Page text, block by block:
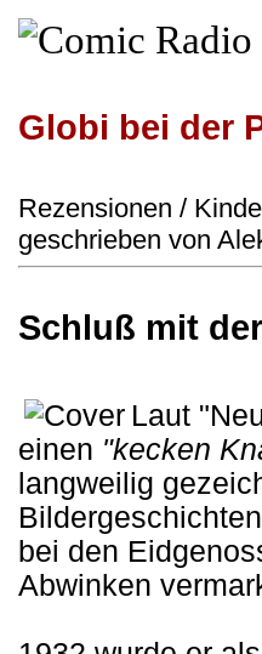
Globi bei der
Rezensionen /
geschrieben von
Schluß mit
Laut
einen "kecken
langweilig
bei den
Abwinken